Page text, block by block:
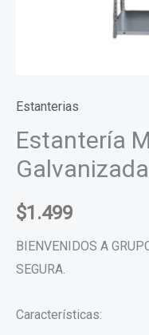
Estanterias
Estantería
Galvanizada
$1.499
BIENVENIDOS A
SEGURA.
Características: